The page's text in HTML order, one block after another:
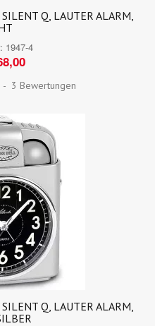
Q, LAUTER ALARM,
1947-4
- 3 Bewertungen
Q, LAUTER ALARM,